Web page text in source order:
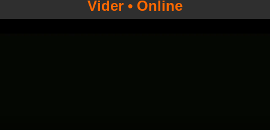
Vider • Online